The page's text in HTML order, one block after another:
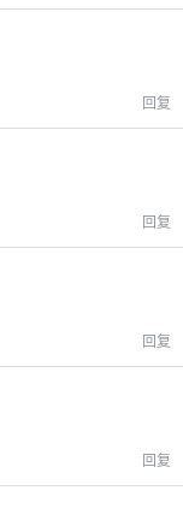
回复
回复
回复
回复